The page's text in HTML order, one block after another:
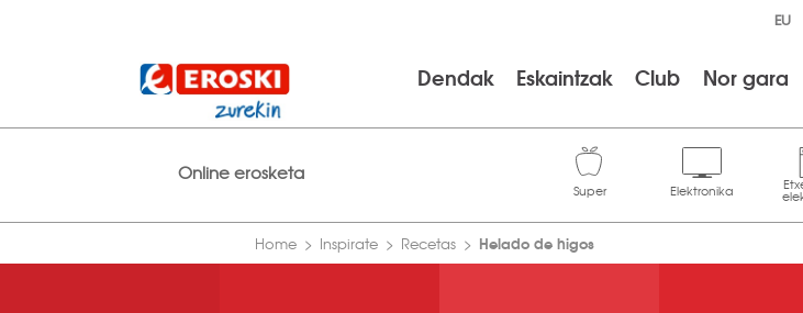
Dendak Eskaintzak Club Nor gara
Online erosketa
Home Inspirate Recetas Helado de higos